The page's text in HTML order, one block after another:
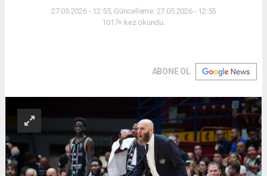
27.05.2026 - 12:55, Güncelleme: 27.05.2026 - 12:55
1017+ kez okundu.
ABONE OL